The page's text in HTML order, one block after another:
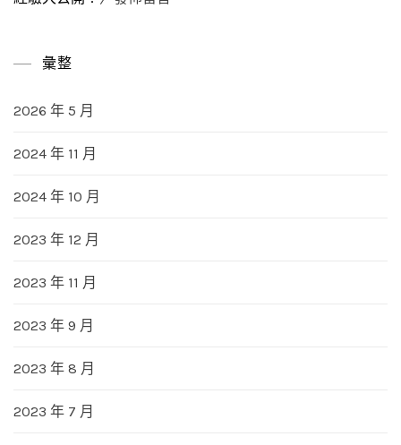
彙整
2026 年 5 月
2024 年 11 月
2024 年 10 月
2023 年 12 月
2023 年 11 月
2023 年 9 月
2023 年 8 月
2023 年 7 月